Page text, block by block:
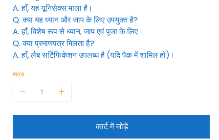
A. हाँ, यह यूनिसेक्स माला है।
Q. क्या यह ध्यान और जाप के लिए उपयुक्त है?
A. हाँ, विशेष रूप से ध्यान, जाप एवं पूजा के लिए।
Q. क्या प्रमाणपत्र मिलता है?
A. हाँ, लैब सर्टिफिकेशन उपलब्ध है (यदि पैक में शामिल हो)।
मात्रा
कार्ट में जोड़ें